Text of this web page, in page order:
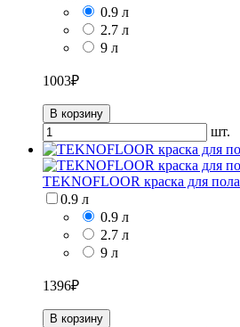
0.9 л
2.7 л
9 л
1003₽
В корзину
шт.
TEKNOFLOOR краска для пола
0.9 л
0.9 л
2.7 л
9 л
1396₽
В корзину